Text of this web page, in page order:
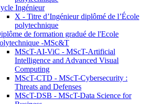
Ingénieur
X - Titre d’Ingénieur diplômé de l’École
polytechnique
de formation gradué de l'Ecole
-MSc&T
MScT-AI-ViC - MScT-Artificial
Intelligence and Advanced Visual
Computing
MScT-CTD - MScT-Cybersecurity :
Threats and Defenses
MScT-DSB - MScT-Data Science for